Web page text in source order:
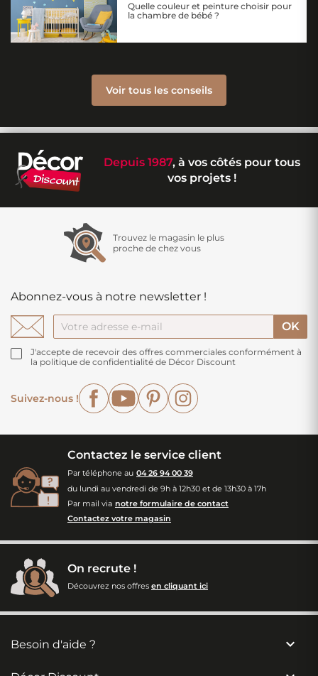
Quelle couleur et peinture choisir pour
la chambre de bébé ?
Voir tous les conseils
Depuis 1987, à vos côtés pour tous
vos projets !
Trouvez le magasin le plus
proche de chez vous
Abonnez-vous à notre newsletter !
J'accepte de recevoir des offres commerciales conformément à
la politique de confidentialité de Décor Discount
Suivez-nous !
FacebookYouTubePinterest
Contactez le service client
Par téléphone au 04 26 94 00 39
du lundi au vendredi de 9h à 12h30 et de 13h30 à 17h
Par mail via notre formulaire de contact
Contactez votre magasin
On recrute !
Découvrez nos offres en cliquant ici
Besoin d'aide ? 